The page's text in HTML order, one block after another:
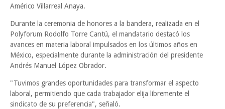
Américo Villarreal Anaya.
Durante la ceremonia de honores a la bandera, realizada en el
Polyforum Rodolfo Torre Cantú, el mandatario destacó los
avances en materia laboral impulsados en los últimos años en
México, especialmente durante la administración del presidente
Andrés Manuel López Obrador.
"Tuvimos grandes oportunidades para transformar el aspecto
laboral, permitiendo que cada trabajador elija libremente el
sindicato de su preferencia", señaló.